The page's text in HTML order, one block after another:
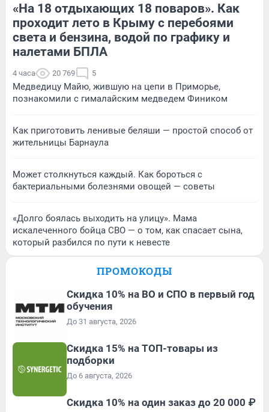
«На 18 отдыхающих 18 поваров». Как
проходит лето в Крыму с перебоями
света и бензина, водой по графику и
налетами БПЛА
4 часа 20 769 5
Медведицу Майю, жившую на цепи в Приморье,
познакомили с гималайским медведем Фиником
Как приготовить ленивые беляши — простой способ от
жительницы Барнаула
Может столкнуться каждый. Как бороться с
бактериальными болезнями овощей — советы
«Долго боялась выходить на улицу». Мама
искалеченного бойца СВО — о том, как спасает сына,
который разбился по пути к невесте
ПРОМОКОДЫ
Скидка 10% на ВО и СПО в первый год
обучения
До 31 августа, 2026
Скидка 15% на ТОП-товары из
подборки
До 6 августа, 2026
Скидка 10% на один заказ до 20 000 ₽